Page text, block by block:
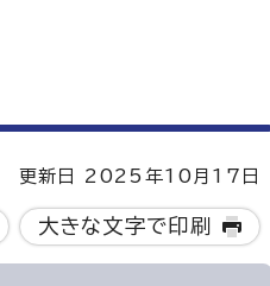
更新日 2025年10月17日
大きな文字で印刷